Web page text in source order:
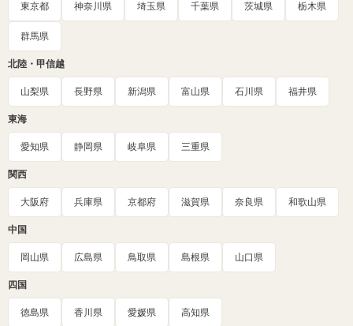
東京都 神奈川県 埼玉県 千葉県 茨城県 栃木県
群馬県
北陸・甲信越
山梨県 長野県 新潟県 富山県 石川県 福井県
東海
愛知県 静岡県 岐阜県 三重県
関西
大阪府 兵庫県 京都府 滋賀県 奈良県 和歌山県
中国
岡山県 広島県 鳥取県 島根県 山口県
四国
徳島県 香川県 愛媛県 高知県